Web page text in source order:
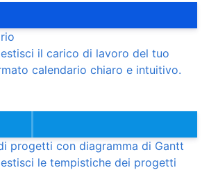
il carico di lavoro del tuo
calendario chiaro e intuitivo.
progetti con diagramma di Gantt
le tempistiche dei progetti